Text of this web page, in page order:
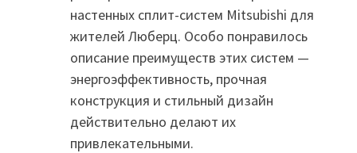
настенных сплит-систем Mitsubishi для
жителей Люберц. Особо понравилось
описание преимуществ этих систем —
энергоэффективность, прочная
конструкция и стильный дизайн
действительно делают их
привлекательными.